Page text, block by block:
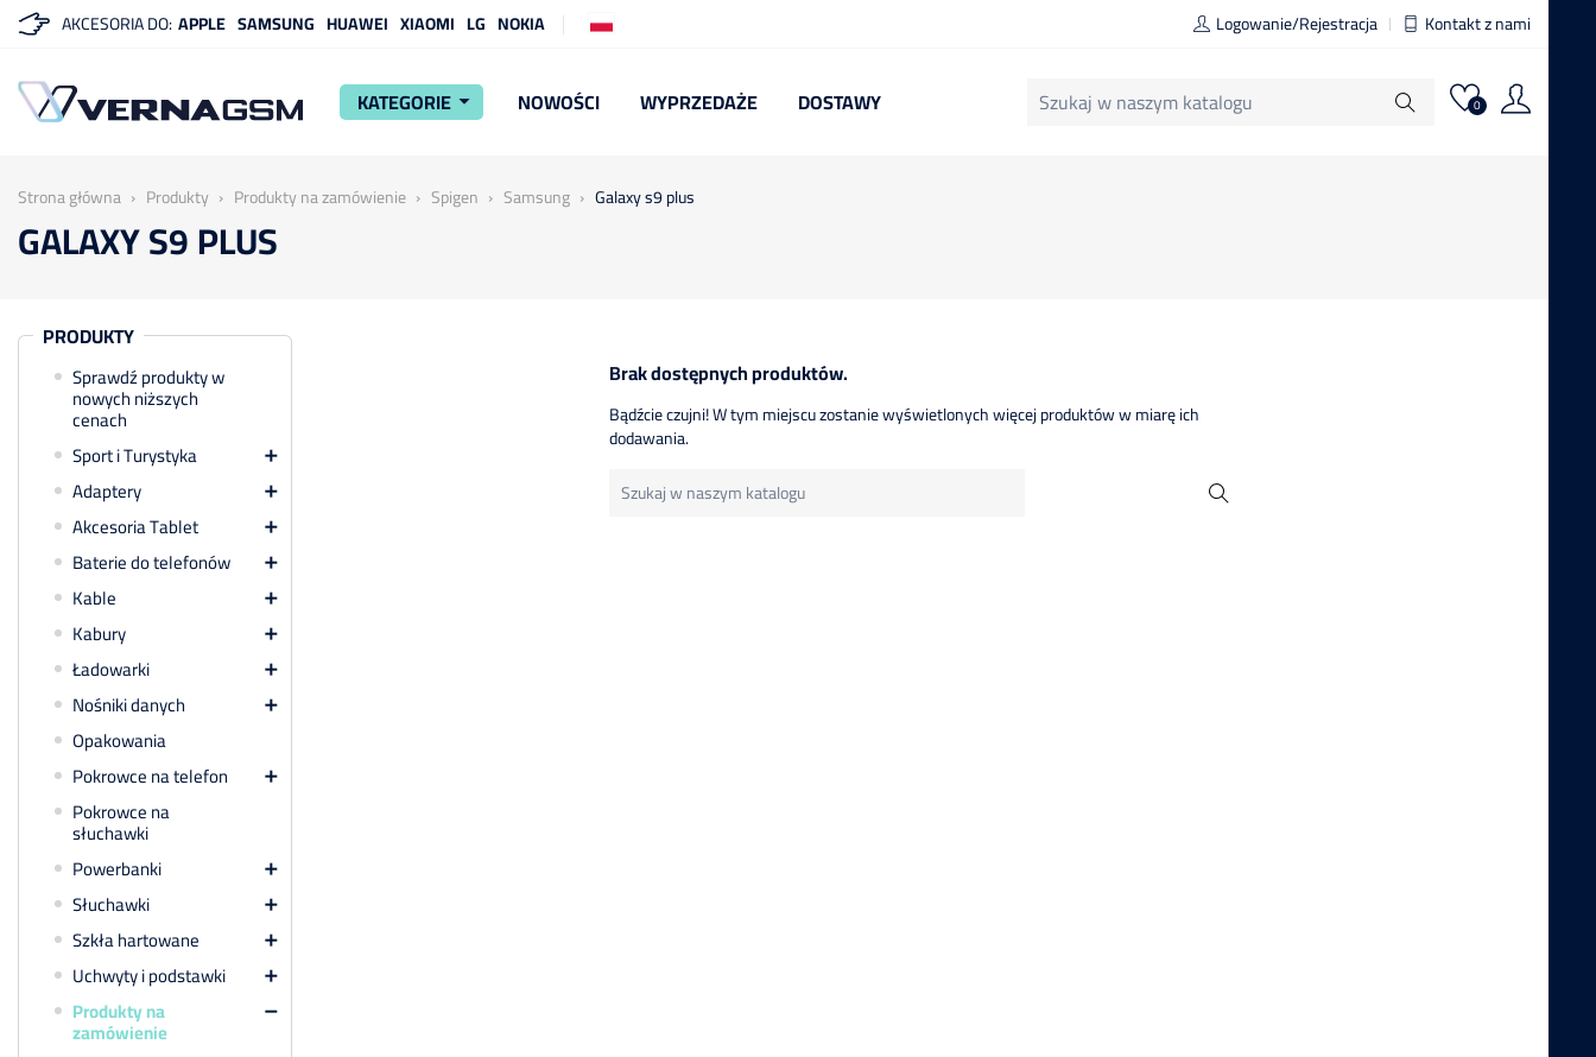
AKCESORIA DO:APPLE SAMSUNG HUAWEI XIAOMI LG NOKIA Logowanie/Rejestracja Kontakt z nami
KATEGORIE arrow_drop_down NOWOŚCI WYPRZEDAŻE DOSTAWY 0
Strona główna Produkty Produkty na zamówienie Spigen Samsung Galaxy s9 plus
GALAXY S9 PLUS
PRODUKTY
Sprawdź produkty w
nowych niższych
cenach
Sport i Turystyka

Adaptery 
Akcesoria Tablet 
Baterie do telefonów 
Kable 
Kabury 
Ładowarki 
Nośniki danych 
Opakowania
Pokrowce na telefon

Pokrowce na
słuchawki
Powerbanki

Słuchawki 
Szkła hartowane 
Uchwyty i podstawki 
Produkty na
zamówienie

Brak dostępnych produktów.
Bądźcie czujni! W tym miejscu zostanie wyświetlonych więcej produktów w miarę ich
dodawania.